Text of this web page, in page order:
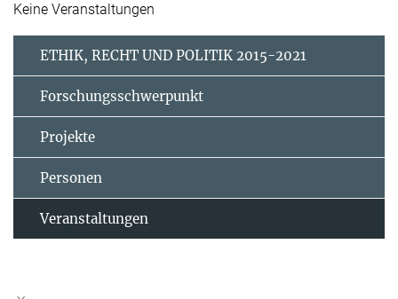
Keine Veranstaltungen
ETHIK, RECHT UND POLITIK 2015-2021
Forschungsschwerpunkt
Projekte
Personen
Veranstaltungen